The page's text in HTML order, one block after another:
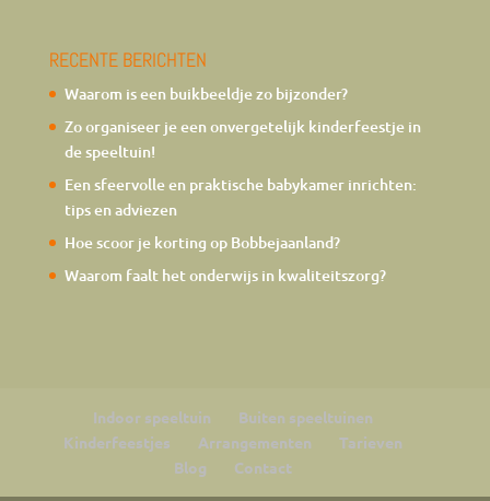
RECENTE BERICHTEN
Waarom is een buikbeeldje zo bijzonder?
Zo organiseer je een onvergetelijk kinderfeestje in
de speeltuin!
Een sfeervolle en praktische babykamer inrichten:
tips en adviezen
Hoe scoor je korting op Bobbejaanland?
Waarom faalt het onderwijs in kwaliteitszorg?
Indoor speeltuin
Buiten speeltuinen
Kinderfeestjes
Arrangementen
Tarieven
Blog
Contact